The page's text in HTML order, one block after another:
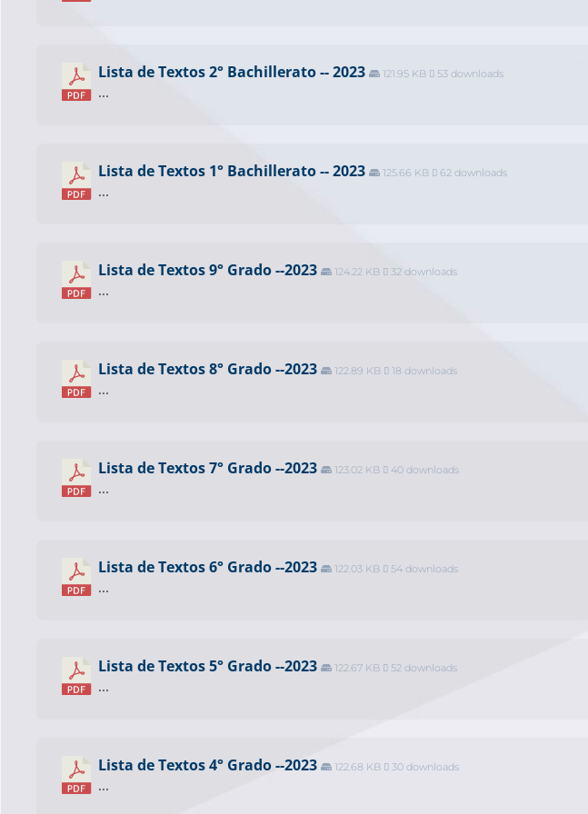
Lista de Textos 2° Bachillerato -- 2023 121.95 KB 53 downloads
...
Lista de Textos 1° Bachillerato -- 2023 125.66 KB 62 downloads
...
Lista de Textos 9° Grado --2023 124.22 KB 32 downloads
...
Lista de Textos 8° Grado --2023 122.89 KB 18 downloads
...
Lista de Textos 7° Grado --2023 123.02 KB 40 downloads
...
Lista de Textos 6° Grado --2023 122.03 KB 54 downloads
...
Lista de Textos 5° Grado --2023 122.67 KB 52 downloads
...
Lista de Textos 4° Grado --2023 122.68 KB 30 downloads
...